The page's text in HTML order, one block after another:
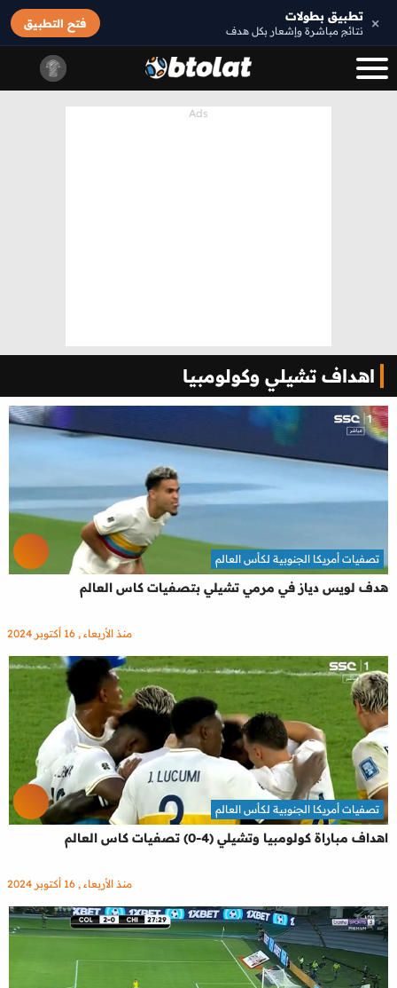
× تطبيق بطولات
نتائج مباشرة وإشعار بكل هدف
فتح التطبيق
اهداف تشيلي وكولومبيا
هدف لويس دياز في مرمي تشيلي بتصفيات كاس العالم
تصفيات أمريكا الجنوبية لكأس العالم
منذ الأربعاء , 16 أكتوبر 2024
اهداف مباراة كولومبيا وتشيلي (4-0) تصفيات كاس العالم
تصفيات أمريكا الجنوبية لكأس العالم
منذ الأربعاء , 16 أكتوبر 2024